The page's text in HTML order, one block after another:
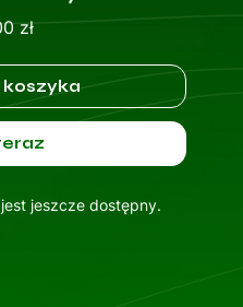
złCena
koszyka
jeszcze dostępny.